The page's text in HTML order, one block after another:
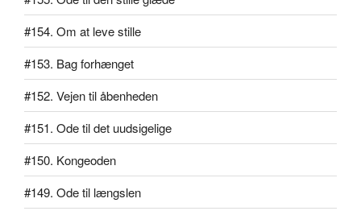
#154. Om at leve stille
#153. Bag forhænget
#152. Vejen til åbenheden
#151. Ode til det uudsigelige
#150. Kongeoden
#149. Ode til længslen